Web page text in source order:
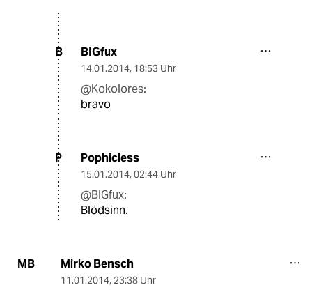
B BIGfux
14.01.2014, 18:53 Uhr
@Kokolores:
bravo
P Pophicless
15.01.2014, 02:44 Uhr
@BIGfux:
Blödsinn.
MB Mirko Bensch
11.01.2014, 23:38 Uhr